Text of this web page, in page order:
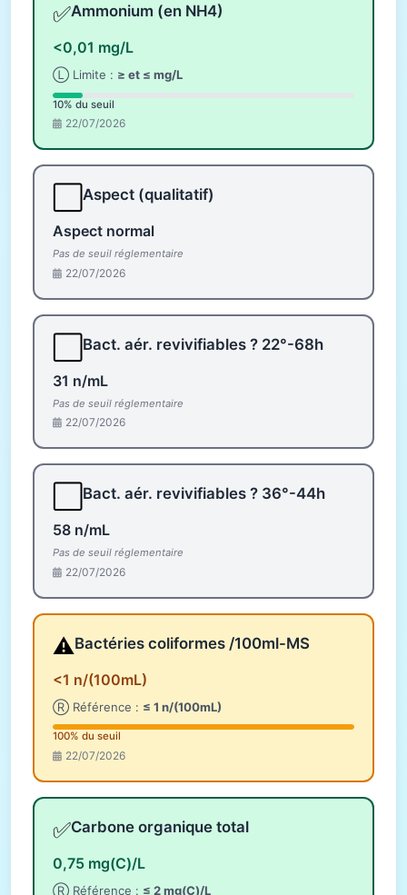
✅Ammonium (en NH4)
<0,01 mg/L
Ⓛ Limite : ≥ et ≤ mg/L
10% du seuil
22/07/2026
Aspect (qualitatif)
Aspect normal
Pas de seuil réglementaire
22/07/2026
Bact. aér. revivifiables ? 22°-68h
31 n/mL
Pas de seuil réglementaire
22/07/2026
Bact. aér. revivifiables ? 36°-44h
58 n/mL
Pas de seuil réglementaire
22/07/2026
⚠️Bactéries coliformes /100ml-MS
<1 n/(100mL)
Ⓡ Référence : ≤ 1 n/(100mL)
100% du seuil
22/07/2026
✅Carbone organique total
0,75 mg(C)/L
Ⓡ Référence : ≤ 2 mg(C)/L